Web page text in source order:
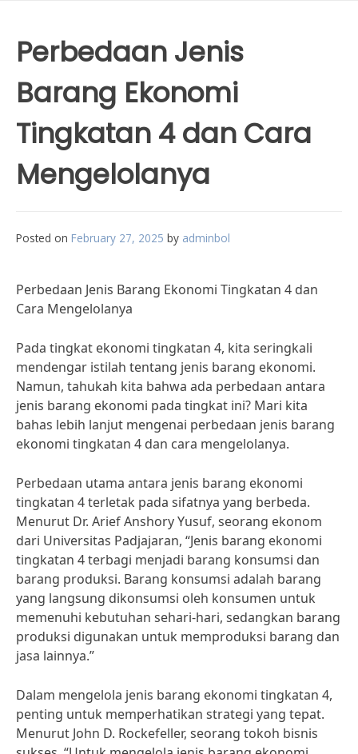
Perbedaan Jenis
Barang Ekonomi
Tingkatan 4 dan Cara
Mengelolanya
Posted on February 27, 2025 by adminbol
Perbedaan Jenis Barang Ekonomi Tingkatan 4 dan
Cara Mengelolanya
Pada tingkat ekonomi tingkatan 4, kita seringkali
mendengar istilah tentang jenis barang ekonomi.
Namun, tahukah kita bahwa ada perbedaan antara
jenis barang ekonomi pada tingkat ini? Mari kita
bahas lebih lanjut mengenai perbedaan jenis barang
ekonomi tingkatan 4 dan cara mengelolanya.
Perbedaan utama antara jenis barang ekonomi
tingkatan 4 terletak pada sifatnya yang berbeda.
Menurut Dr. Arief Anshory Yusuf, seorang ekonom
dari Universitas Padjajaran, “Jenis barang ekonomi
tingkatan 4 terbagi menjadi barang konsumsi dan
barang produksi. Barang konsumsi adalah barang
yang langsung dikonsumsi oleh konsumen untuk
memenuhi kebutuhan sehari-hari, sedangkan barang
produksi digunakan untuk memproduksi barang dan
jasa lainnya.”
Dalam mengelola jenis barang ekonomi tingkatan 4,
penting untuk memperhatikan strategi yang tepat.
Menurut John D. Rockefeller, seorang tokoh bisnis